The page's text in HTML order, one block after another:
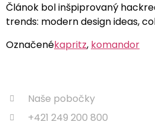
Článok bol inšpiprovaný
trends: modern design ideas,
Označenékapritz, komandor
Naše pobočky
+421 249 200 800